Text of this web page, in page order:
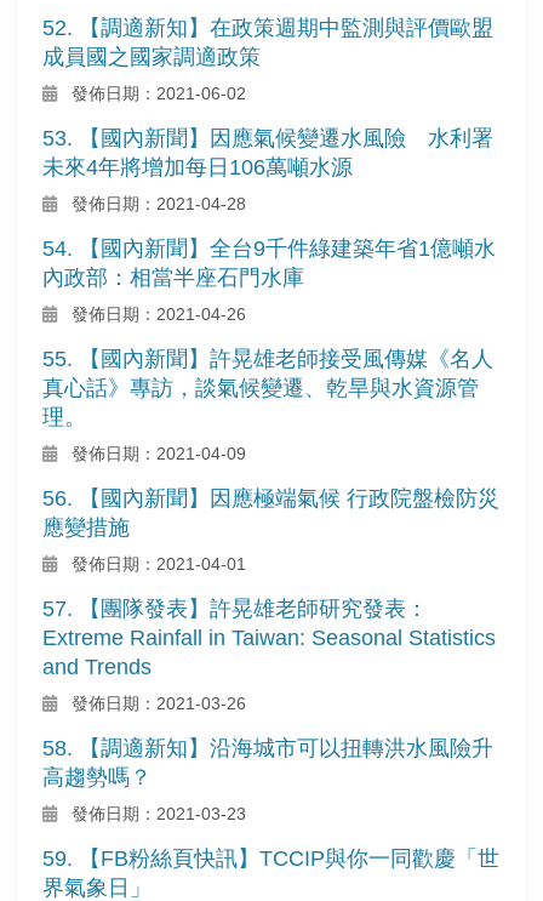
52. 【調適新知】在政策週期中監測與評價歐盟
成員國之國家調適政策
發佈日期：2021-06-02
53. 【國內新聞】因應氣候變遷水風險 水利署
未來4年將增加每日106萬噸水源
發佈日期：2021-04-28
54. 【國內新聞】全台9千件綠建築年省1億噸水
內政部：相當半座石門水庫
發佈日期：2021-04-26
55. 【國內新聞】許晃雄老師接受風傳媒《名人
真心話》專訪，談氣候變遷、乾旱與水資源管
理。
發佈日期：2021-04-09
56. 【國內新聞】因應極端氣候 行政院盤檢防災
應變措施
發佈日期：2021-04-01
57. 【團隊發表】許晃雄老師研究發表：
Extreme Rainfall in Taiwan: Seasonal Statistics
and Trends
發佈日期：2021-03-26
58. 【調適新知】沿海城市可以扭轉洪水風險升
高趨勢嗎？
發佈日期：2021-03-23
59. 【FB粉絲頁快訊】TCCIP與你一同歡慶「世
界氣象日」